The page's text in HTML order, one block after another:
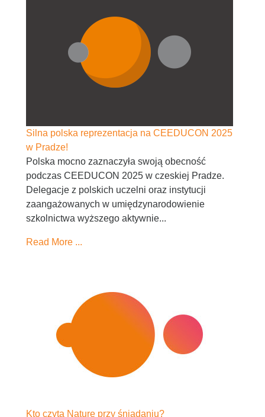
Silna polska reprezentacja na CEEDUCON 2025
w Pradze!
Polska mocno zaznaczyła swoją obecność
podczas CEEDUCON 2025 w czeskiej Pradze.
Delegacje z polskich uczelni oraz instytucji
zaangażowanych w umiędzynarodowienie
szkolnictwa wyższego aktywnie...
Read More ...
Kto czyta Nature przy śniadaniu?